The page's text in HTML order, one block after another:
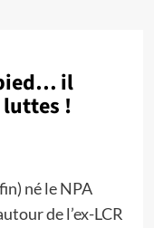
il
!
né le NPA
de l’ex-LCR